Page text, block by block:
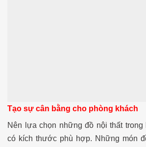
Tạo sự cân bằng cho phòng khách
Nên lựa chọn những đồ nội thất trong
có kích thước phù hợp. Những món